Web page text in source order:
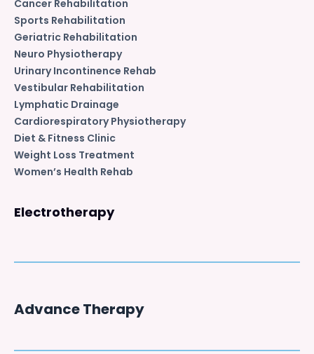
Cancer Rehabilitation
Sports Rehabilitation
Geriatric Rehabilitation
Neuro Physiotherapy
Urinary Incontinence Rehab
Vestibular Rehabilitation
Lymphatic Drainage
Cardiorespiratory Physiotherapy
Diet & Fitness Clinic
Weight Loss Treatment
Women’s Health Rehab
Electrotherapy
Advance Therapy